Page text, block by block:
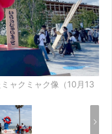
ャクミャク像（10月13